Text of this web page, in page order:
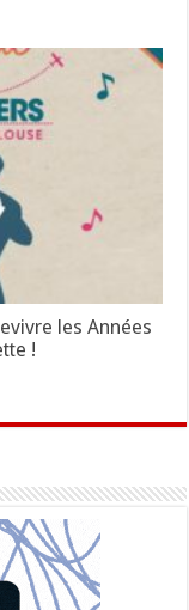
les Années
!